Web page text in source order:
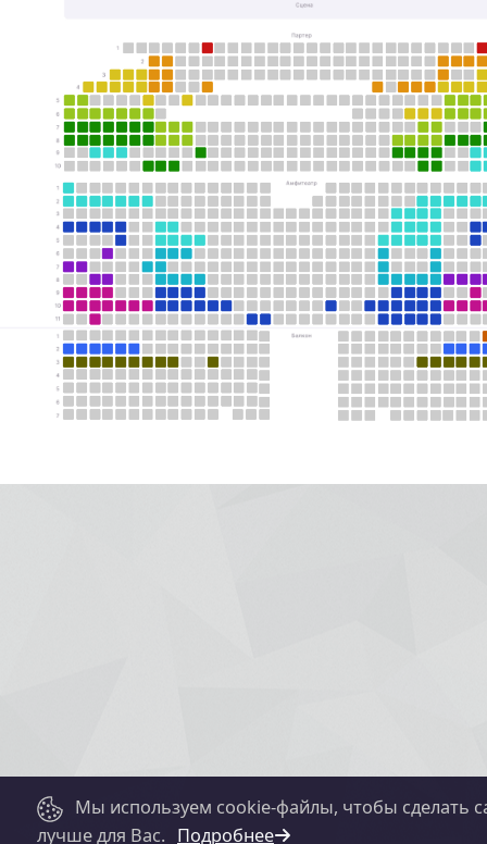
Мы используем cookie-файлы, чтобы сделать
лучше для Вас. Подробнее